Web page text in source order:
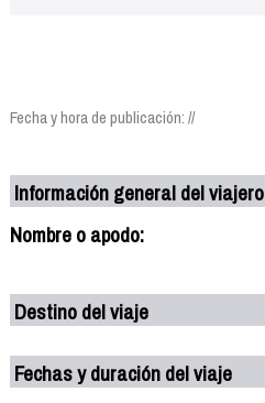
Fecha y hora de publicación: //
Información general del viajero
Nombre o apodo:
Destino del viaje
Fechas y duración del viaje